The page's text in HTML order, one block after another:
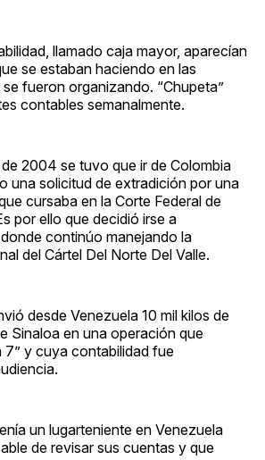
llamado caja mayor, aparecían
se estaban haciendo en las
se fueron organizando. “Chupeta”
contables semanalmente.
2004 se tuvo que ir de Colombia
una solicitud de extradición por una
cursaba en la Corte Federal de
por ello que decidió irse a
continúo manejando la
del Cártel Del Norte Del Valle.
desde Venezuela 10 mil kilos de
Sinaloa en una operación que
7” y cuya contabilidad fue
un lugarteniente en Venezuela
de revisar sus cuentas y que